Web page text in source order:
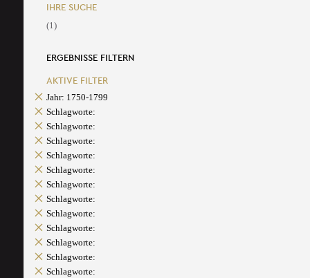
IHRE SUCHE
(1)
ERGEBNISSE FILTERN
AKTIVE FILTER
Jahr: 1750-1799
Schlagworte:
Schlagworte:
Schlagworte:
Schlagworte:
Schlagworte:
Schlagworte:
Schlagworte:
Schlagworte:
Schlagworte:
Schlagworte:
Schlagworte:
Schlagworte: